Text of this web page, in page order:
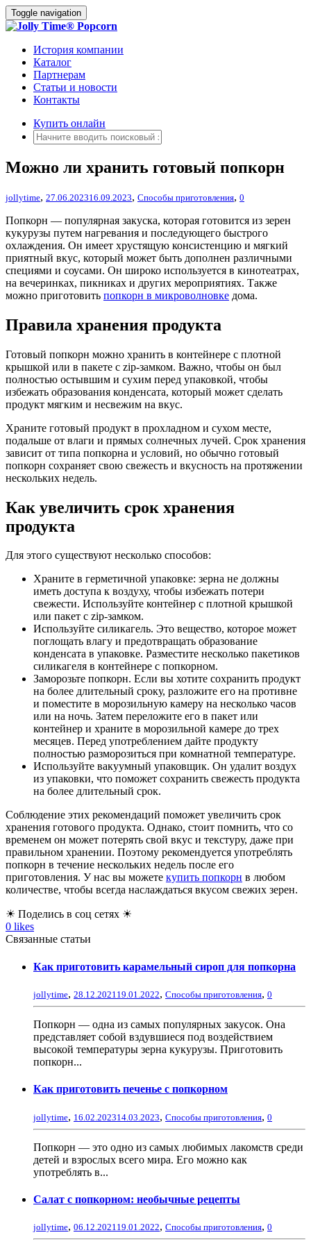
Toggle navigation
История компании
Каталог
Партнерам
Статьи и новости
Контакты
Купить онлайн
Можно ли хранить готовый попкорн
jollytime, 27.06.202316.09.2023, Способы приготовления, 0
Попкорн — популярная закуска, которая готовится из зерен
кукурузы путем нагревания и последующего быстрого
охлаждения. Он имеет хрустящую консистенцию и мягкий
приятный вкус, который может быть дополнен различными
специями и соусами. Он широко используется в кинотеатрах,
на вечеринках, пикниках и других мероприятиях. Также
можно приготовить попкорн в микроволновке дома.
Правила хранения продукта
Готовый попкорн можно хранить в контейнере с плотной
крышкой или в пакете с zip-замком. Важно, чтобы он был
полностью остывшим и сухим перед упаковкой, чтобы
избежать образования конденсата, который может сделать
продукт мягким и несвежим на вкус.
Храните готовый продукт в прохладном и сухом месте,
подальше от влаги и прямых солнечных лучей. Срок хранения
зависит от типа попкорна и условий, но обычно готовый
попкорн сохраняет свою свежесть и вкусность на протяжении
нескольких недель.
Как увеличить срок хранения
продукта
Для этого существуют несколько способов:
Храните в герметичной упаковке: зерна не должны
иметь доступа к воздуху, чтобы избежать потери
свежести. Используйте контейнер с плотной крышкой
или пакет с zip-замком.
Используйте силикагель. Это вещество, которое может
поглощать влагу и предотвращать образование
конденсата в упаковке. Разместите несколько пакетиков
силикагеля в контейнере с попкорном.
Заморозьте попкорн. Если вы хотите сохранить продукт
на более длительный сроку, разложите его на противне
и поместите в морозильную камеру на несколько часов
или на ночь. Затем переложите его в пакет или
контейнер и храните в морозильной камере до трех
месяцев. Перед употреблением дайте продукту
полностью разморозиться при комнатной температуре.
Используйте вакуумный упаковщик. Он удалит воздух
из упаковки, что поможет сохранить свежесть продукта
на более длительный срок.
Соблюдение этих рекомендаций поможет увеличить срок
хранения готового продукта. Однако, стоит помнить, что со
временем он может потерять свой вкус и текстуру, даже при
правильном хранении. Поэтому рекомендуется употреблять
попкорн в течение нескольких недель после его
приготовления. У нас вы можете купить попкорн в любом
количестве, чтобы всегда наслаждаться вкусом свежих зерен.
☀ Поделись в соц сетях ☀
0 likes
Связанные статьи
Как приготовить карамельный сироп для попкорна
jollytime, 28.12.2021 19.01.2022, Способы приготовления, 0
Попкорн — одна из самых популярных закусок. Она
представляет собой вздувшиеся под воздействием
высокой температуры зерна кукурузы. Приготовить
попкорн...
Как приготовить печенье с попкорном
jollytime, 16.02.202314.03.2023, Способы приготовления, 0
Попкорн — это одно из самых любимых лакомств среди
детей и взрослых всего мира. Его можно как
употреблять в...
Салат с попкорном: необычные рецепты
jollytime, 06.12.202119.01.2022, Способы приготовления, 0